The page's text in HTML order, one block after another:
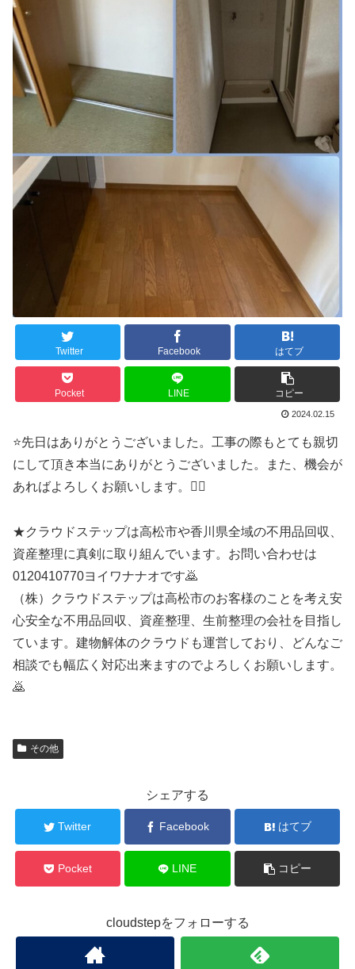
Twitter Facebook はてブ
Pocket LINE コピー
2024.02.15
⭐️先日はありがとうございました。工事の際もとても親切
にして頂き本当にありがとうございました。また、機会が
あればよろしくお願いします。🙇‍♀️
★クラウドステップは高松市や香川県全域の不用品回収、
資産整理に真剣に取り組んでいます。お問い合わせは
0120410770ヨイワナナオです🙇
（株）クラウドステップは高松市のお客様のことを考え安
心安全な不用品回収、資産整理、生前整理の会社を目指し
ています。建物解体のクラウドも運営しており、どんなご
相談でも幅広く対応出来ますのでよろしくお願いします。
🙇
その他
シェアする
Twitter Facebook はてブ
Pocket LINE コピー
cloudstepをフォローする